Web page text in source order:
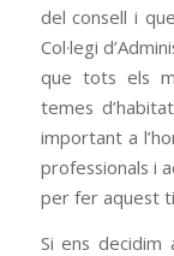
del consell i
Col·legi
que tots els
temes
important a
professionals i
per fer aquest
Si ens decidim